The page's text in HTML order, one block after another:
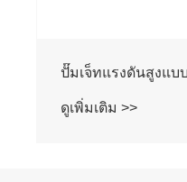
ปั๊มเจ็ทแรงดันสูงแบ
ดูเพิ่มเติม >>